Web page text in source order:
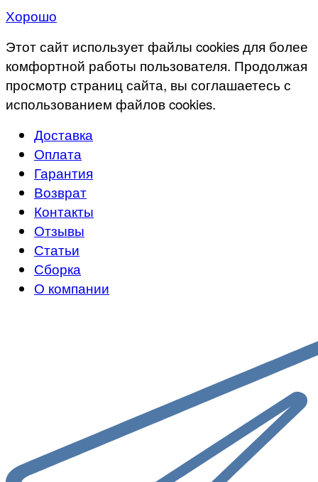
Хорошо
Этот сайт использует файлы cookies для более
комфортной работы пользователя. Продолжая
просмотр страниц сайта, вы соглашаетесь с
использованием файлов cookies.
Доставка
Оплата
Гарантия
Возврат
Контакты
Отзывы
Статьи
Сборка
О компании